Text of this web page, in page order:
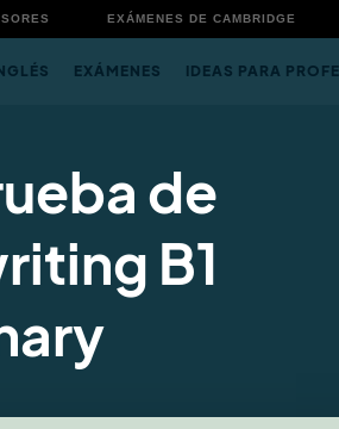
EXÁMENES DE CAMBRIDGE
EXÁMENES IDEAS PARA
de
B1